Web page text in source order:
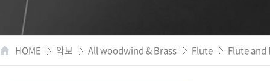
HOME 악보 All woodwind & Brass Flute Flute and